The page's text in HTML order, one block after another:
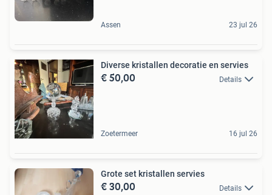
Assen 23 jul 26
Diverse kristallen decoratie en servies
€ 50,00 Details
Zoetermeer 16 jul 26
Grote set kristallen servies
€ 30,00 Details